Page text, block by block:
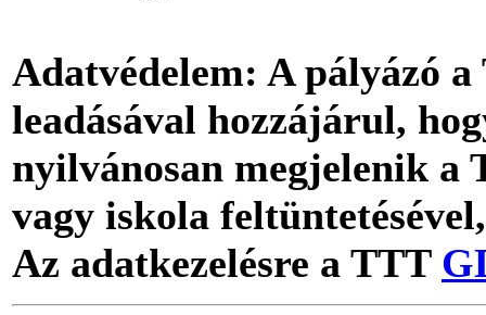
Adatvédelem: A pályázó
leadásával hozzájárul,
nyilvánosan megjelenik a
vagy iskola
Az adatkezelésre a TTT